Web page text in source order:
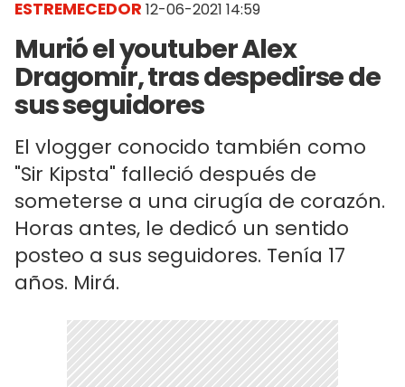
ESTREMECEDOR 12-06-2021 14:59
Murió el youtuber Alex
Dragomir, tras despedirse de
sus seguidores
El vlogger conocido también como
"Sir Kipsta" falleció después de
someterse a una cirugía de corazón.
Horas antes, le dedicó un sentido
posteo a sus seguidores. Tenía 17
años. Mirá.